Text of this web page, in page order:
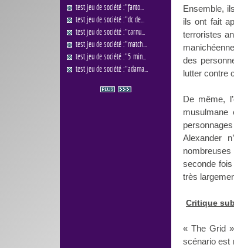
test jeu de société :"fanto...
test jeu de société :"dc de...
test jeu de société :"carnu...
test jeu de société :"match...
test jeu de société :"5 min...
test jeu de société :"adama...
Ensemble,
ils ont fait
terroristes
des
lutter contre
De même,
Alexander
seconde
très
Critique
« The Grid
scénario est